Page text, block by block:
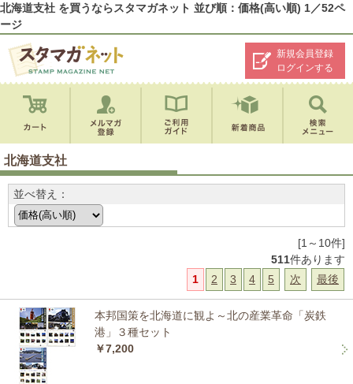
北海道支社 を買うならスタマガネット 並び順：価格(高い順) 1／52ペ
ージ
新規会員登録
ログインする
北海道支社
並べ替え：
[1～10件]
511件あります
1
2 3 4 5 次 最後
本邦国策を北海道に観よ～北の産業革命「炭鉄
港」３種セット
￥7,200